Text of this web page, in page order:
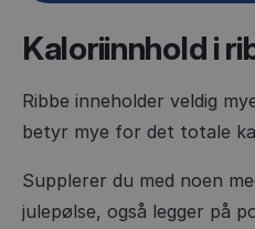
Kaloriinnhold i
Ribbe inneholder veldig
betyr mye for det totale
Supplerer du med noen
julepølse, også legger på